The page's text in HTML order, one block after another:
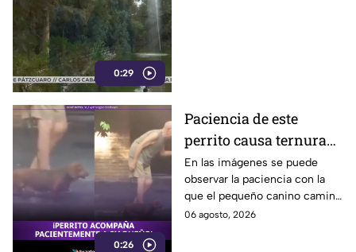
0:29
0:26
Paciencia de este
perrito causa ternura
en redes sociales al
acompañar a su
humano adulto mayor
(VIDEO)
En las imágenes se puede
observar la paciencia con la
que el pequeño canino camina
junto con el adulto mayor.
06 agosto, 2026